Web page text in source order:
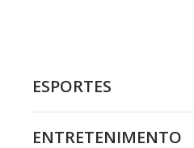
ESPORTES
ENTRETENIMENTO